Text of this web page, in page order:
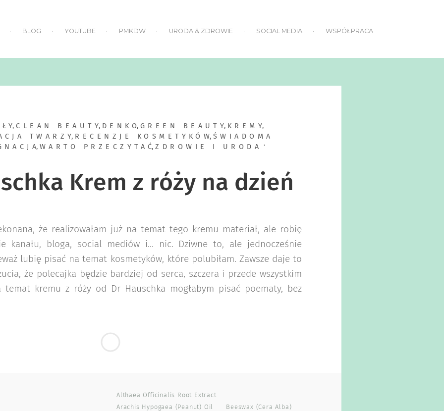
BLOG YOUTUBE PMKDW URODA & ZDROWIE SOCIAL MEDIA WSPÓŁPRACA
,CLEAN BEAUTY, DENKO, GREEN BEAUTY, KREMY,
TWARZY, RECENZJE KOSMETYKÓW, ŚWIADOMA
, WARTO PRZECZYTAĆ,ZDROWIE I URODA
Krem z róży na dzień
że realizowałam już na temat tego kremu materiał, ale robię
kanału, bloga, social mediów i… nic. Dziwne to, ale jednocześnie
lubię pisać na temat kosmetyków, które polubiłam. Zawsze daje to
że polecajka będzie bardziej od serca, szczera i przede wszystkim
temat kremu z róży od Dr Hauschka mogłabym pisać poematy, bez
Althaea Officinalis Root Extract
Arachis Hypogaea (peanut) Oil
Beeswax (cera Alba)